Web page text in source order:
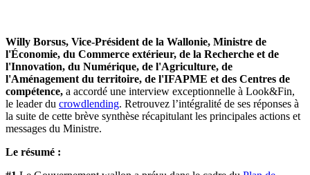
Willy Borsus, Vice-Président de la Wallonie, Ministre de
l'Économie, du Commerce extérieur, de la Recherche et de
l'Innovation, du Numérique, de l'Agriculture, de
l'Aménagement du territoire, de l'IFAPME et des Centres de
compétence, a accordé une interview exceptionnelle à Look&Fin,
le leader du crowdlending. Retrouvez l’intégralité de ses réponses à
la suite de cette brève synthèse récapitulant les principales actions et
messages du Ministre.
Le résumé :